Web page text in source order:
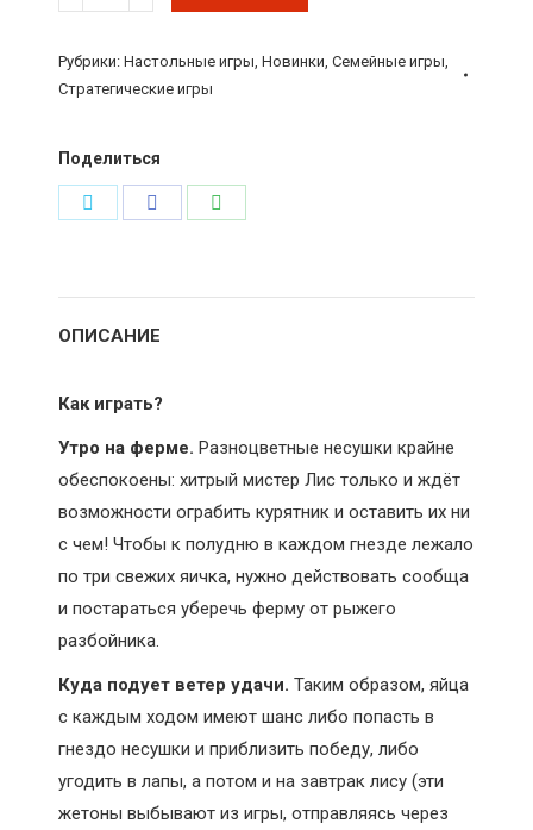
Настольная
"Прощай,
(Bye
Bye,
Стиль
Жизни,
Orange
Рубрики:Настольные игры,Новинки,Семейные игры,
Стратегические игры
Поделиться
ПоделитьсяПоделиться
ОПИСАНИЕ
Как играть?
Утро на ферме.Разноцветные несушки крайне
обеспокоены: хитрый мистер Лис только и ждёт
возможности ограбить курятник и оставить их ни
с чем! Чтобы к полудню в каждом гнезде лежало
по три свежих яичка, нужно действовать сообща
и постараться уберечь ферму от рыжего
разбойника.
Куда подует ветер удачи. Таким образом, яйца
с каждым ходом имеют шанс либо попасть в
гнездо несушки и приблизить победу, либо
угодить в лапы, а потом и на завтрак лису (эти
жетоны выбывают из игры, отправляясь через